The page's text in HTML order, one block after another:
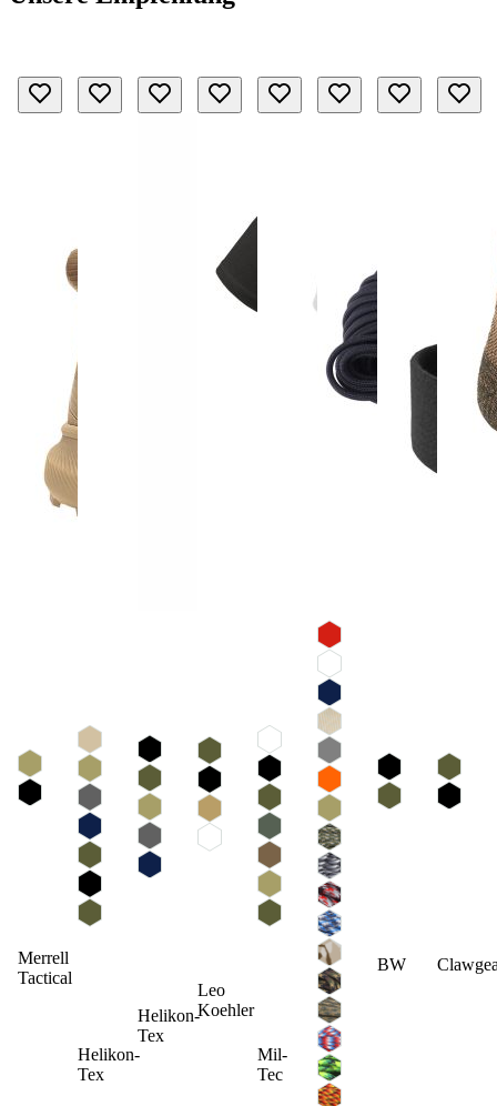
Merrell
Tactical
Helikon-
Tex
Helikon-
Tex
Leo
Koehler
Mil-
Tec
BW